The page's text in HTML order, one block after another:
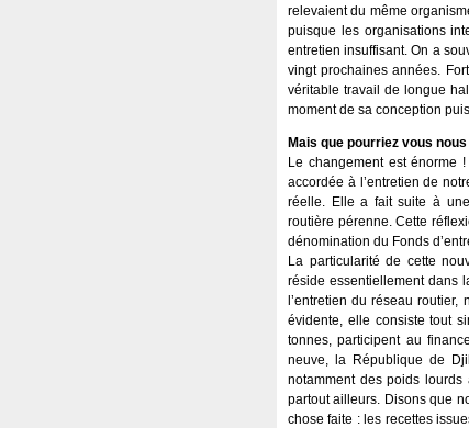
relevaient du même
puisque les organisations
entretien insuffisant. On a
vingt prochaines années.
véritable travail de longue
moment de sa conception
Mais que pourriez vous
Le changement est énorme
accordée à l’entretien de
réelle. Elle a fait suite à
routière pérenne. Cette
dénomination du Fonds
La particularité de cette
réside essentiellement dans
l’entretien du réseau routier,
évidente, elle consiste tout
tonnes, participent au
neuve, la République de
notamment des poids lourds
partout ailleurs. Disons que
chose faite : les recettes